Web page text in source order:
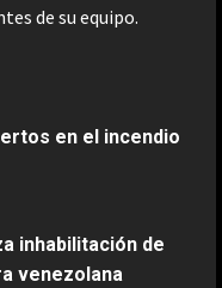
de su equipo.
en el incendio
inhabilitación de
venezolana